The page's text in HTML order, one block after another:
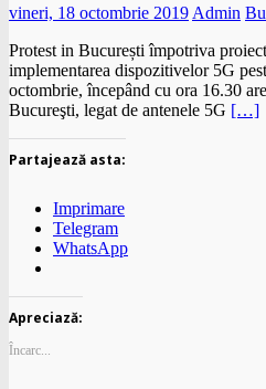
vineri, 18 octombrie 2019 Admin
Protest in București împotriva
implementarea dispozitivelor 5G
octombrie, începând cu ora 16.30
Bucureşti, legat de antenele 5G […]
Partajează asta:
Imprimare
Telegram
WhatsApp
Apreciază:
Încarc...